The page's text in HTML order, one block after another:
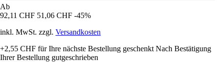
Ab
92,11 CHF 51,06 CHF -45%
inkl. MwSt. zzgl. Versandkosten
+2,55 CHF für Ihre nächste Bestellung geschenkt Nach Bestätigung
Ihrer Bestellung gutgeschrieben